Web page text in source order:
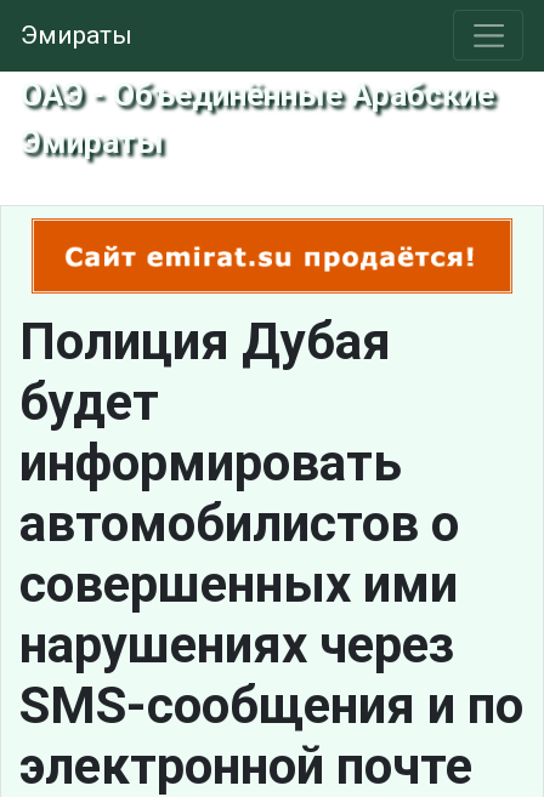
Эмираты
ОАЭ - Объединённые Арабские
Эмираты
Полиция Дубая
будет
информировать
автомобилистов о
совершенных ими
нарушениях через
SMS-сообщения и по
электронной почте